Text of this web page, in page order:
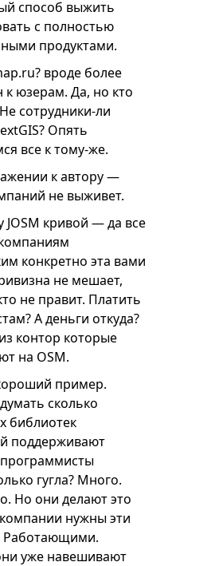
способ выжить
с полностью
продуктами.
вроде более
юзерам. Да, но кто
сотрудники-ли
Опять
все к тому-же.
к автору —
не выживет.
JOSM кривой — да все
конкретно эта вами
не мешает,
не правит. Платить
А деньги откуда?
контор которые
на OSM.
пример.
сколько
библиотек
поддерживают
гугла? Много.
Но они делают это
нужны эти
Работающими.
уже навешивают